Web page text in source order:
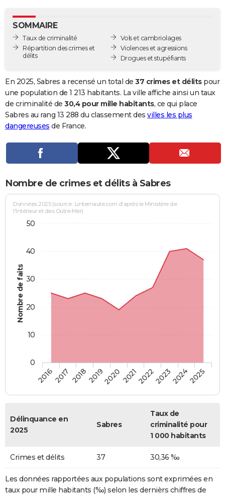
GUIDES D'ACHAT
BONS PLANS
Carte de Noël
Carte Bonne année
Carte Saint-Valentin
Carte Pâques
Carte d'anniversaire
DICTIONNAIRE
Dictionnaire
Biographies
Citations
Expressions
Proverbes
PROGRAMME TV
Se connecter
Entreprises
Service militaire
Avis de recherche
AVIS DE DÉCÈS
Bricolage
Lifestyle
Culture
Sport
Auto
Television
Voyage
Cinema
SOMMAIRE
Taux de criminalité
Répartition des crimes et
délits
Vols et cambriolages
Violences et agressions
Drogues et stupéfiants
En 2025, Sabres a recensé un total de 37 crimes et délitspour
une population de 1 213 habitants. La ville affiche ainsi un taux
de criminalité de 30,4 pour mille habitants, ce qui place
Sabres au rang 13 288 du classement des villes les plus
dangereuses de France.
Nombre de crimes et délits à Sabres
Nombre de faits
Données 2025 (source : Linternaute.com d'après le Ministère de
l'Intérieur et des Outre-Mer)
20162017 20182019202020212022202320242025
0
10
20
30
40
50
Délinquance en
2025
Sabres
Taux de
criminalité pour
1 000 habitants
Crimes et délits 37 30,36 ‰
Les données rapportées aux populations sont exprimées en
taux pour mille habitants (‰) selon les dernièrs chiffres de